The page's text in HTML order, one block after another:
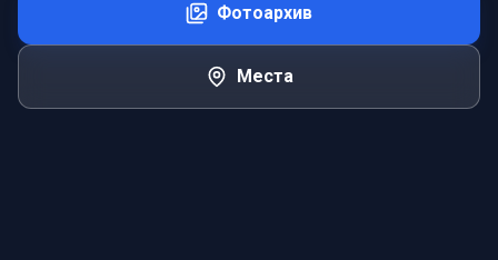
Фотоархив
Места